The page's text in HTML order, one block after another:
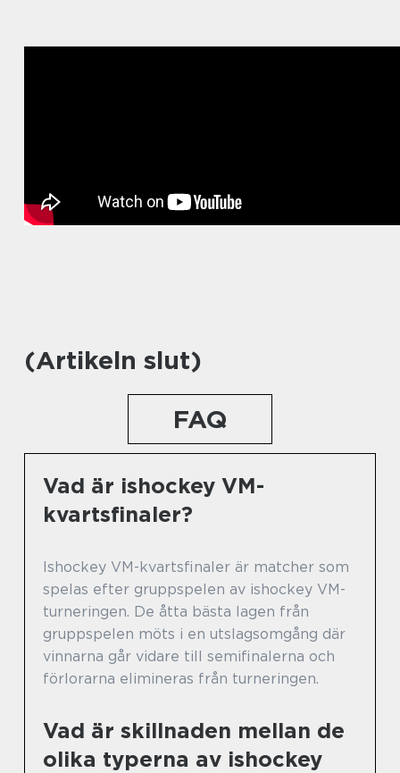
(Artikeln slut)
FAQ
Vad är ishockey VM-
kvartsfinaler?
Ishockey VM-kvartsfinaler är matcher som
spelas efter gruppspelen av ishockey VM-
turneringen. De åtta bästa lagen från
gruppspelen möts i en utslagsomgång där
vinnarna går vidare till semifinalerna och
förlorarna elimineras från turneringen.
Vad är skillnaden mellan de
olika typerna av ishockey